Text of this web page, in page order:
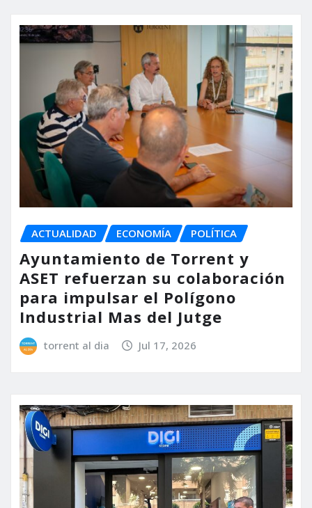
ACTUALIDAD ECONOMÍA POLÍTICA
Ayuntamiento de Torrent y
ASET refuerzan su colaboración
para impulsar el Polígono
Industrial Mas del Jutge
torrent al dia Jul 17, 2026